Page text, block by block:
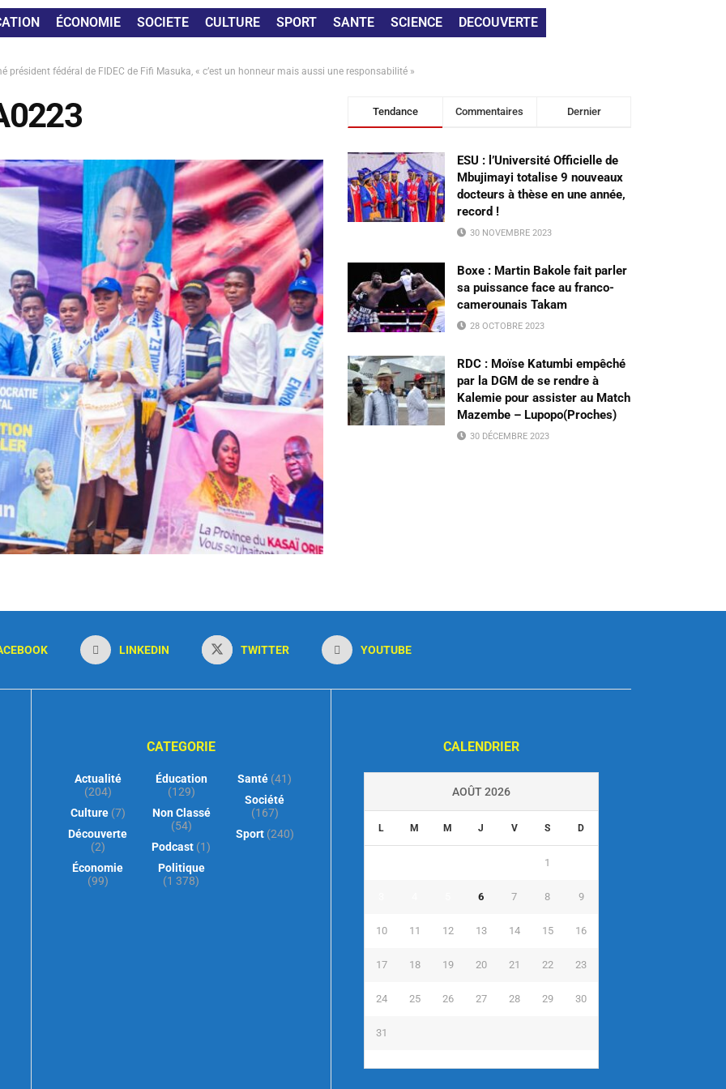
ÉCONOMIE SOCIETE CULTURE SPORT SANTE SCIENCE DECOUVERTE
fédéral de FIDEC de Fifi Masuka, « c’est un honneur mais aussi une responsabilité »
Tendance Commentaires Dernier
ESU : l’Université Officielle de
Mbujimayi totalise 9 nouveaux
docteurs à thèse en une année,
record !
30 NOVEMBRE 2023
Boxe : Martin Bakole fait parler
sa puissance face au franco-
camerounais Takam
28 OCTOBRE 2023
RDC : Moïse Katumbi empêché
par la DGM de se rendre à
Kalemie pour assister au Match
Mazembe – Lupopo(Proches)
30 DÉCEMBRE 2023
LINKEDIN TWITTER YOUTUBE
CATEGORIE
Actualité
(204)
Culture(7)
Découverte
(2)
Économie
(99)
Éducation
(129)
Non Classé
(54)
Podcast (1)
Politique
(1 378)
Santé (41)
Société
(167)
Sport(240)
CALENDRIER
AOÛT 2026
L M M J V S D
1
6 7 8 9
10 11 12 13 14 15 16
17 18 19 20 21 22 23
24 25 26 27 28 29 30
31